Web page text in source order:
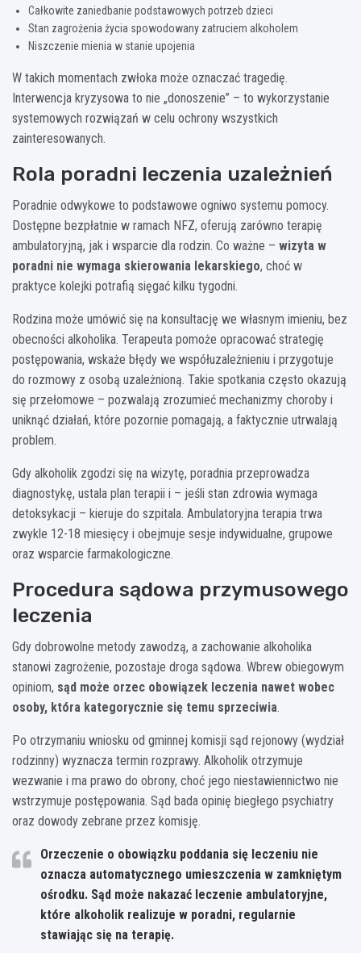
Całkowite zaniedbanie podstawowych potrzeb dzieci
Stan zagrożenia życia spowodowany zatruciem alkoholem
Niszczenie mienia w stanie upojenia
W takich momentach zwłoka może oznaczać tragedię.
Interwencja kryzysowa to nie „donoszenie” – to wykorzystanie
systemowych rozwiązań w celu ochrony wszystkich
zainteresowanych.
Rola poradni leczenia uzależnień
Poradnie odwykowe to podstawowe ogniwo systemu pomocy.
Dostępne bezpłatnie w ramach NFZ, oferują zarówno terapię
ambulatoryjną, jak i wsparcie dla rodzin. Co ważne – wizyta w
poradni nie wymaga skierowania lekarskiego, choć w
praktyce kolejki potrafią sięgać kilku tygodni.
Rodzina może umówić się na konsultację we własnym imieniu, bez
obecności alkoholika. Terapeuta pomoże opracować strategię
postępowania, wskaże błędy we współuzależnieniu i przygotuje
do rozmowy z osobą uzależnioną. Takie spotkania często okazują
się przełomowe – pozwalają zrozumieć mechanizmy choroby i
uniknąć działań, które pozornie pomagają, a faktycznie utrwalają
problem.
Gdy alkoholik zgodzi się na wizytę, poradnia przeprowadza
diagnostykę, ustala plan terapii i – jeśli stan zdrowia wymaga
detoksykacji – kieruje do szpitala. Ambulatoryjna terapia trwa
zwykle 12-18 miesięcy i obejmuje sesje indywidualne, grupowe
oraz wsparcie farmakologiczne.
Procedura sądowa przymusowego
leczenia
Gdy dobrowolne metody zawodzą, a zachowanie alkoholika
stanowi zagrożenie, pozostaje droga sądowa. Wbrew obiegowym
opiniom, sąd może orzec obowiązek leczenia nawet wobec
osoby, która kategorycznie się temu sprzeciwia.
Po otrzymaniu wniosku od gminnej komisji sąd rejonowy (wydział
rodzinny) wyznacza termin rozprawy. Alkoholik otrzymuje
wezwanie i ma prawo do obrony, choć jego niestawiennictwo nie
wstrzymuje postępowania. Sąd bada opinię biegłego psychiatry
oraz dowody zebrane przez komisję.
Orzeczenie o obowiązku poddania się leczeniu nie
oznacza automatycznego umieszczenia w zamkniętym
ośrodku. Sąd może nakazać leczenie ambulatoryjne,
które alkoholik realizuje w poradni, regularnie
stawiając się na terapię.